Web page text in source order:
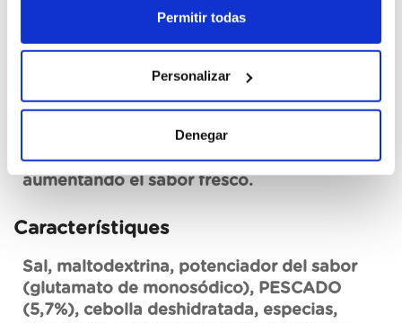
Permitir todas
Personalizar
Denegar
aromáticos. Caldo de pescado de aspecto
turbidez apropiada para aplicar en multitud
de sopas, salsas y arroces. Ligera
compensación en los aromáticos (hierbas,
especias) para destacar mejor el sabor de
pescado y el equilibrio del caldo. Acompaña
bien multitud de platos de pescado,
aumentando el sabor fresco.
Característiques
Sal, maltodextrina, potenciador del sabor
(glutamato de monosódico), PESCADO
(5,7%), cebolla deshidratada, especias,